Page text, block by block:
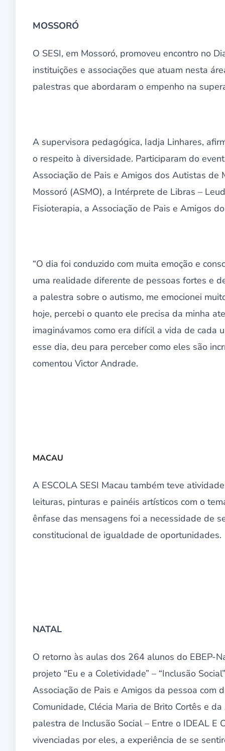
MOSSORÓ
O SESI, em Mossoró, promoveu encontro no
instituições e associações que atuam nesta
palestras que abordaram o empenho na
A supervisora pedagógica, Iadja Linhares,
o respeito à diversidade. Participaram do
Associação de Pais e Amigos dos Autistas de
Mossoró (ASMO), a Intérprete de Libras –
Fisioterapia, a Associação de Pais e Amigos
“O dia foi conduzido com muita emoção e
uma realidade diferente de pessoas fortes e
a palestra sobre o autismo, me emocionei
hoje, percebi o quanto ele precisa da minha
imaginávamos como era difícil a vida de cada
esse dia, deu para perceber como eles são
comentou Victor Andrade.
MACAU
A ESCOLA SESI Macau também teve
leituras, pinturas e painéis artísticos com o
ênfase das mensagens foi a necessidade de
constitucional de igualdade de oportunidades.
NATAL
O retorno às aulas dos 264 alunos do EBEP-
projeto “Eu e a Coletividade” – “Inclusão
Associação de Pais e Amigos da pessoa com
Comunidade, Clécia Maria de Brito Cortês e
palestra de Inclusão Social – Entre o IDEAL E
vivenciadas por eles, a experiência de se